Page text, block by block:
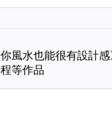
風水也能很有設計
等作品